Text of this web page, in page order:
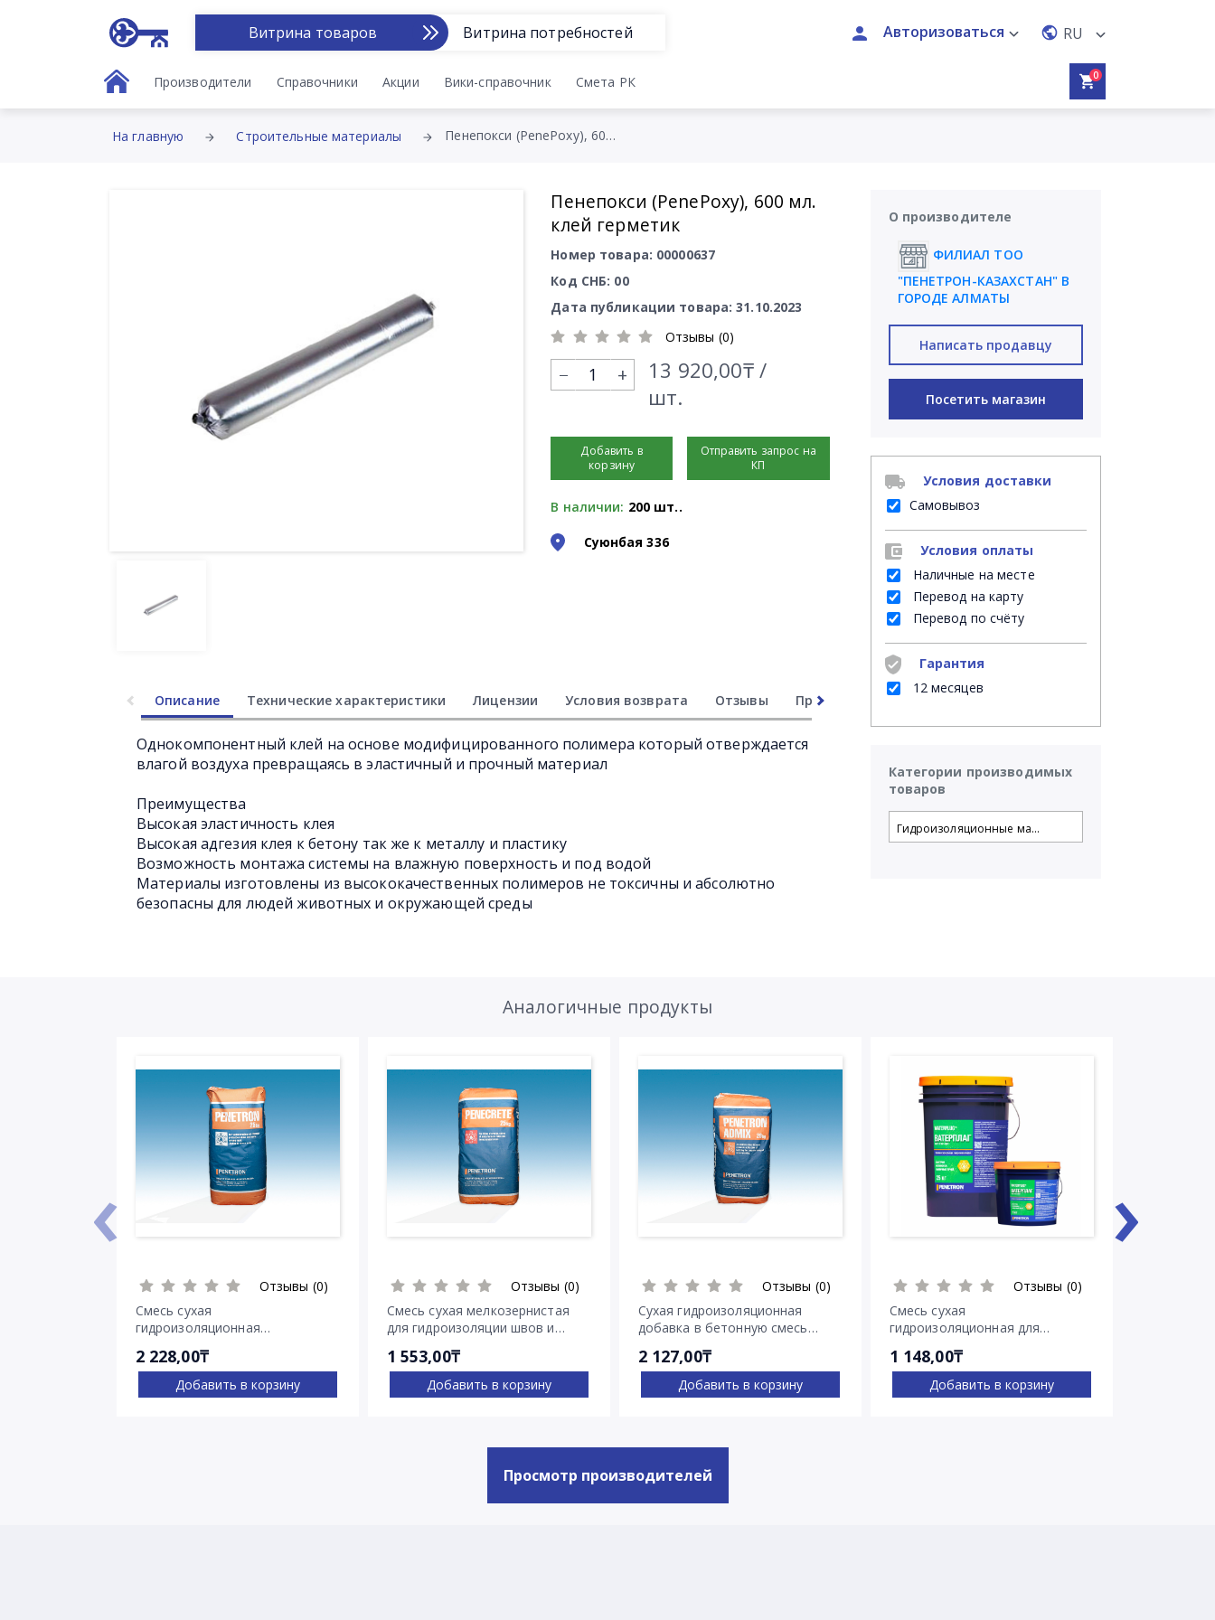
Витрина товаров Витрина потребностей Авторизоваться RU
Производители Справочники Акции Вики-справочник Смета РК 0
На главную Строительные материалы Пенепокси (PenePoxy), 600 мл. клей герметик
Пенепокси (PenePoxy), 600 мл.
клей герметик
Номер товара: 00000637
Код СНБ: 00
Дата публикации товара: 31.10.2023
Отзывы (0)
+
13 920,00₸ /
шт.
Добавить в
корзину
Отправить запрос на
КП
В наличии: 200 шт..
Суюнбая 336
Описание Технические характеристики Лицензии Условия возврата Отзывы Прочее Часто задаваемые вопросы
Однокомпонентный клей на основе модифицированного полимера который отверждается
влагой воздуха превращаясь в эластичный и прочный материал
Преимущества
Высокая эластичность клея
Высокая адгезия клея к бетону так же к металлу и пластику
Возможность монтажа системы на влажную поверхность и под водой
Материалы изготовлены из высококачественных полимеров не токсичны и абсолютно
безопасны для людей животных и окружающей среды
О производителе
ФИЛИАЛ ТОО
"ПЕНЕТРОН-КАЗАХСТАН" В
ГОРОДЕ АЛМАТЫ
Написать продавцу
Посетить магазин
Условия доставки
Самовывоз
Условия оплаты
Наличные на месте
Перевод на карту
Перевод по счёту
Гарантия
12 месяцев
Категории производимых
товаров
Гидроизоляционные ма...
Аналогичные продукты
Отзывы (0)
Смесь сухая
гидроизоляционная
Пенетрон
2 228,00₸
Добавить в корзину
Отзывы (0)
Смесь сухая мелкозернистая
для гидроизоляции швов и
1 553,00₸
Добавить в корзину
Отзывы (0)
Сухая гидроизоляционная
добавка в бетонную смесь
2 127,00₸
Добавить в корзину
Отзывы (0)
Смесь сухая
гидроизоляционная для
Ватерплаг
1 148,00₸
Добавить в корзину
‹ ›
Просмотр производителей